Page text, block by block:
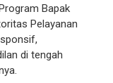
Bapak
Pelayanan
di tengah